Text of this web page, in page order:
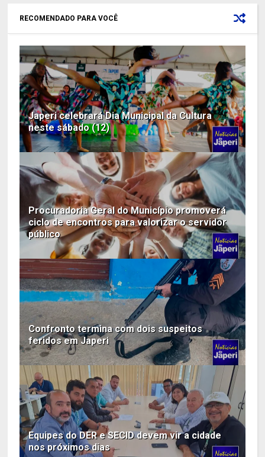
RECOMENDADO PARA VOCÊ
Japeri celebrará Dia Municipal da Cultura
neste sábado (12)
Procuradoria Geral do Município promoverá
ciclo de encontros para valorizar o servidor
público
Confronto termina com dois suspeitos
feridos em Japeri
Equipes do DER e SECID devem vir a cidade
nos próximos dias